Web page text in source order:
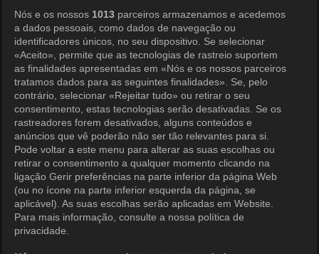
Nós e os nossos 1013 parceiros armazenamos e acedemos
a dados pessoais, como dados de navegação ou
identificadores únicos, no seu dispositivo. Se selecionar
«Aceito», permite que as tecnologias de rastreio suportem
as finalidades apresentadas em «Nós e os nossos parceiros
tratamos dados para as seguintes finalidades». Se, pelo
contrário, selecionar «Rejeitar tudo» ou retirar o seu
consentimento, estas tecnologias serão desativadas. Se os
rastreadores forem desativados, alguns conteúdos e
anúncios que vê poderão não ser tão relevantes para si.
Pode voltar a este menu para alterar as suas escolhas ou
retirar o consentimento a qualquer momento clicando na
ligação Gerir preferências na parte inferior da página Web
(ou no ícone na parte inferior esquerda da página, se
aplicável). As suas escolhas serão aplicadas em Website.
Para mais informação, consulte a nossa política de
privacidade.